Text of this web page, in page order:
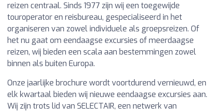
reizen centraal. Sinds 1977 zijn wij een toegewijde
touroperator en reisbureau, gespecialiseerd in het
organiseren van zowel individuele als groepsreizen. Of
het nu gaat om eendaagse excursies of meerdaagse
reizen, wij bieden een scala aan bestemmingen zowel
binnen als buiten Europa.
Onze jaarlijke brochure wordt voortdurend vernieuwd, en
elk kwartaal bieden wij nieuwe eendaagse excursies aan.
Wij zijn trots lid van SELECTAIR, een netwerk van